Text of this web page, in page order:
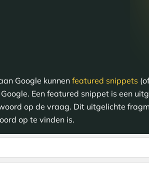
Google kunnen featured snippets
Een featured snippet is een
op de vraag. Dit uitgelichte
op te vinden is.